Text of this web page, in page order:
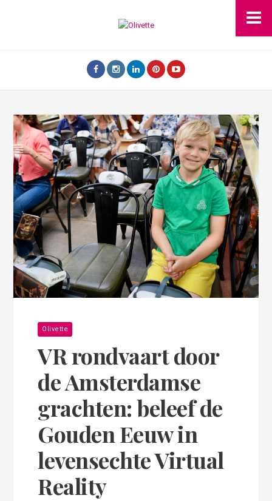
Olivette
VR rondvaart door
de Amsterdamse
grachten: beleef de
Gouden Eeuw in
levensechte Virtual
Reality